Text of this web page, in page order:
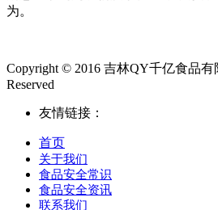
为。
Copyright © 2016 吉林QY千亿食品有
Reserved
友情链接：
首页
关于我们
食品安全常识
食品安全资讯
联系我们